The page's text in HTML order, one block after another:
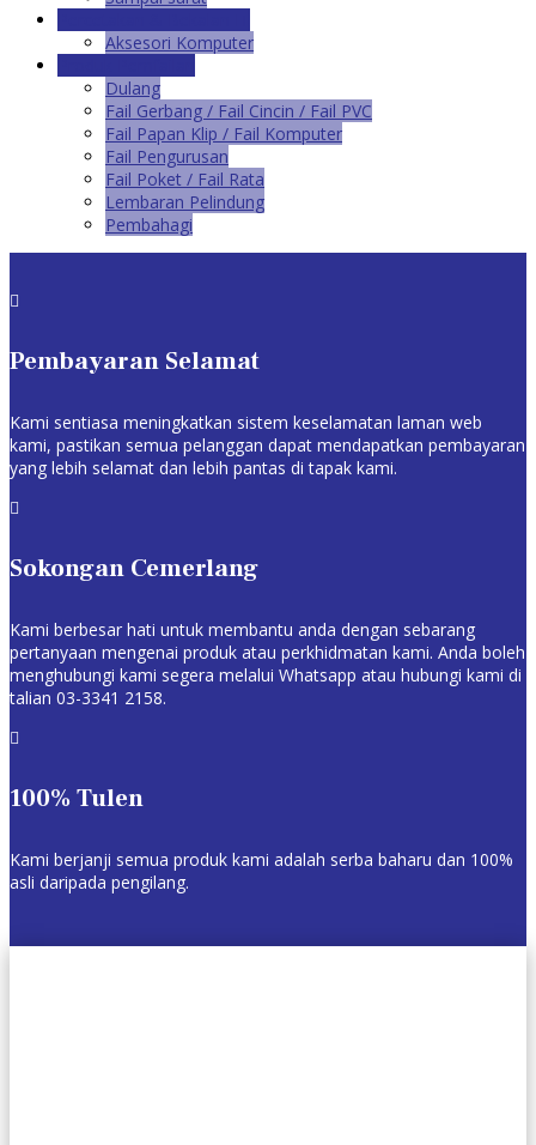
Aksesori Komputer
Dulang
Fail Gerbang / Fail Cincin / Fail PVC
Fail Papan Klip / Fail Komputer
Fail Pengurusan
Fail Poket / Fail Rata
Lembaran Pelindung
Pembahagi

Pembayaran Selamat
Kami sentiasa meningkatkan sistem keselamatan laman web
kami, pastikan semua pelanggan dapat mendapatkan pembayaran
yang lebih selamat dan lebih pantas di tapak kami.

Sokongan Cemerlang
Kami berbesar hati untuk membantu anda dengan sebarang
pertanyaan mengenai produk atau perkhidmatan kami. Anda boleh
menghubungi kami segera melalui Whatsapp atau hubungi kami di
talian 03-3341 2158.

100% Tulen
Kami berjanji semua produk kami adalah serba baharu dan 100%
asli daripada pengilang.